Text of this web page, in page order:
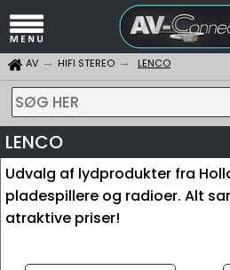
AV HIFI STEREO LENCO
SØG HER
LENCO
Udvalg af lydprodukter fra
pladespillere og radioer. Alt
atraktive priser!